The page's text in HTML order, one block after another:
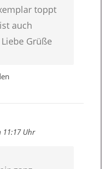
toppt
auch
Grüße
11:17 Uhr